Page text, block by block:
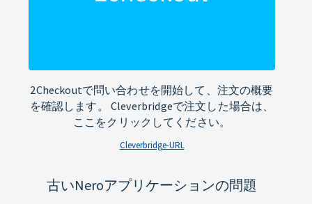
2Checkoutで問い合わせを開始して、注文の概要
を確認します。 Cleverbridgeで注文した場合は、
ここをクリックしてください。
Cleverbridge-URL
古いNeroアプリケーションの問題